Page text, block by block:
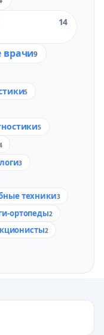
14
врачи9
5
5
3
техники3
ортопеды2
2